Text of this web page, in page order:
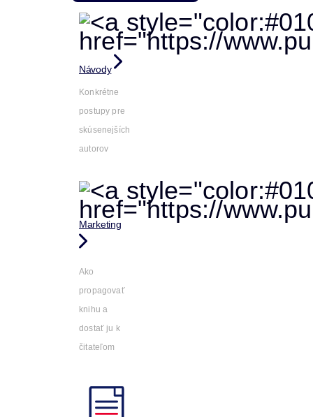
Návody
Konkrétne
postupy pre
skúsenejších
autorov
Marketing
Ako
propagovať
knihu a
dostať ju k
čitateľom